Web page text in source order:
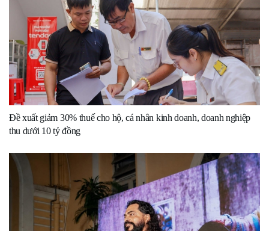
Đề xuất giảm 30% thuế cho hộ, cá nhân kinh doanh, doanh nghiệp
thu dưới 10 tỷ đồng